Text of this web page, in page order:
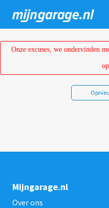
naar
de
Onze excuses, we ondervinden
Mijngarage.nl
Over ons